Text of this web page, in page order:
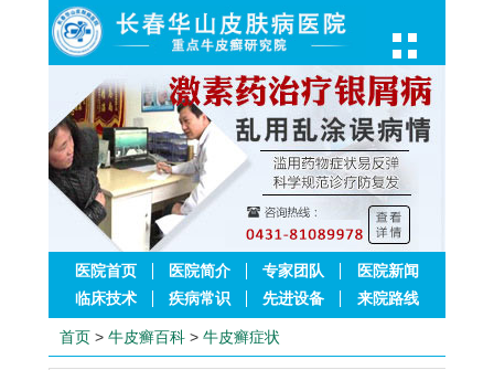
医院首页 医院简介 专家团队
医院新闻
临床技术
疾病常识 先进设备 来院路线
首页 > 牛皮癣百科 > 牛皮癣症状